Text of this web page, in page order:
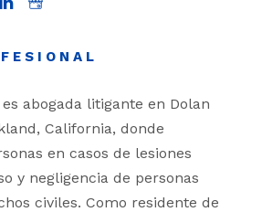
abogada litigante en Dolan
California, donde
en casos de lesiones
y negligencia de personas
civiles. Como residente de